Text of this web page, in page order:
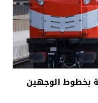
بخطوط الوجهين